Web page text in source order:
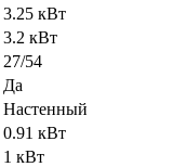
3.25 кВт
3.2 кВт
27/54
Да
Настенный
0.91 кВт
1 кВт